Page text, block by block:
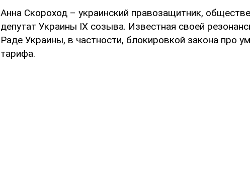
Анна Скороход – украинский правозащитник,
депутат Украины IX созыва. Известная своей
Раде Украины, в частности, блокировкой закона про
тарифа.